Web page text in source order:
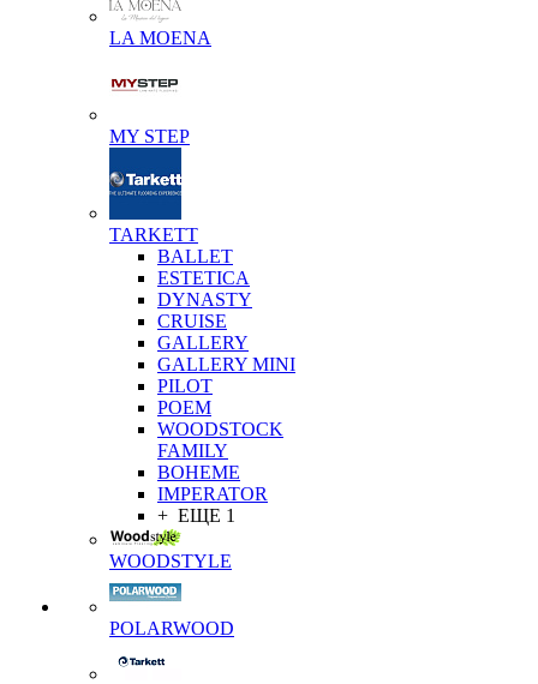
LA MOENA
MY STEP
TARKETT
BALLET
ESTETICA
DYNASTY
CRUISE
GALLERY
GALLERY MINI
PILOT
POEM
WOODSTOCK
FAMILY
BOHEME
IMPERATOR
+ ЕЩЕ 1
WOODSTYLE
POLARWOOD